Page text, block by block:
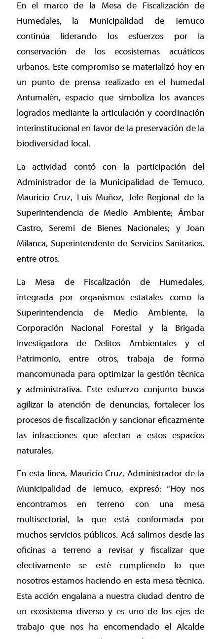
En el marco de la Mesa de Fiscalización de
Humedales, la Municipalidad de Temuco
continúa liderando los esfuerzos por la
conservación de los ecosistemas acuáticos
urbanos. Este compromiso se materializó hoy en
un punto de prensa realizado en el humedal
Antumalén, espacio que simboliza los avances
logrados mediante la articulación y coordinación
interinstitucional en favor de la preservación de la
biodiversidad local.
La actividad contó con la participación del
Administrador de la Municipalidad de Temuco,
Mauricio Cruz, Luis Muñoz, Jefe Regional de la
Superintendencia de Medio Ambiente; Ámbar
Castro, Seremi de Bienes Nacionales; y Joan
Milanca, Superintendente de Servicios Sanitarios,
entre otros.
La Mesa de Fiscalización de Humedales,
integrada por organismos estatales como la
Superintendencia de Medio Ambiente, la
Corporación Nacional Forestal y la Brigada
Investigadora de Delitos Ambientales y el
Patrimonio, entre otros, trabaja de forma
mancomunada para optimizar la gestión técnica
y administrativa. Este esfuerzo conjunto busca
agilizar la atención de denuncias, fortalecer los
procesos de fiscalización y sancionar eficazmente
las infracciones que afectan a estos espacios
naturales.
En esta línea, Mauricio Cruz, Administrador de la
Municipalidad de Temuco, expresó: “Hoy nos
encontramos en terreno con una mesa
multisectorial, la que está conformada por
muchos servicios públicos. Acá salimos desde las
oficinas a terreno a revisar y fiscalizar que
efectivamente se esté cumpliendo lo que
nosotros estamos haciendo en esta mesa técnica.
Esta acción engalana a nuestra ciudad dentro de
un ecosistema diverso y es uno de los ejes de
trabajo que nos ha encomendado el Alcalde